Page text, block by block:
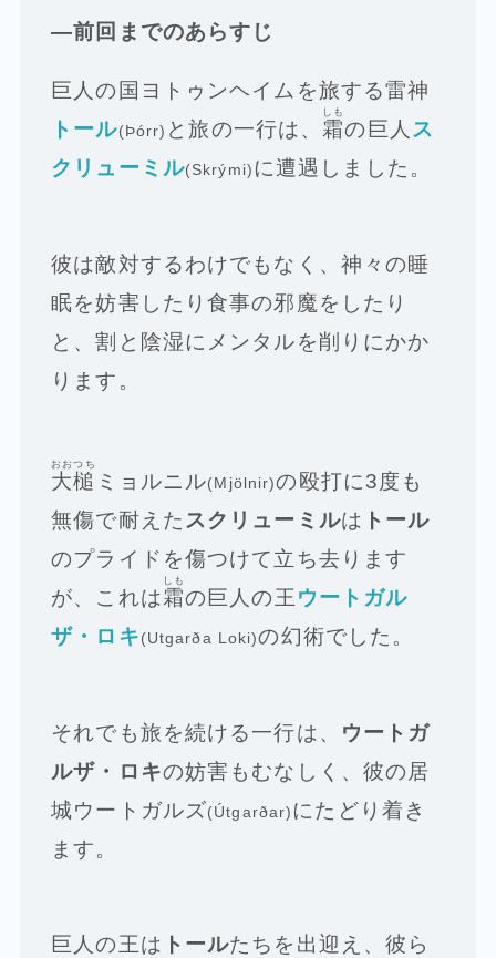
―前回までのあらすじ
巨人の国ヨトゥンヘイムを旅する雷神
トール(Þórr) と旅の一行は、霜
しも
の巨人 ス
クリューミル(Skrými) に遭遇しました。
彼は敵対するわけでもなく、神々の睡
眠を妨害したり食事の邪魔をしたり
と、割と陰湿にメンタルを削りにかか
ります。
大槌
おおつち
ミョルニル(Mjölnir)の殴打に3度も
無傷で耐えた スクリューミルは トール
のプライドを傷つけて立ち去ります
が、これは霜
しも
の巨人の王ウートガル
ザ・ロキ(Utgarða Loki)の幻術でした。
それでも旅を続ける一行は、
ウートガ
ルザ・ロキの妨害もむなしく、彼の居
城ウートガルズ(Útgarðar) にたどり着き
ます。
巨人の王は トールたちを出迎え、彼ら